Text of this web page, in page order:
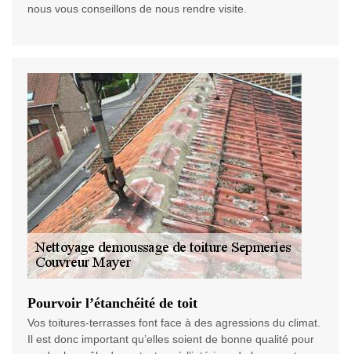
nous vous conseillons de nous rendre visite.
Pourvoir l’étanchéité de toit
Vos toitures-terrasses font face à des agressions du climat.
Il est donc important qu’elles soient de bonne qualité pour